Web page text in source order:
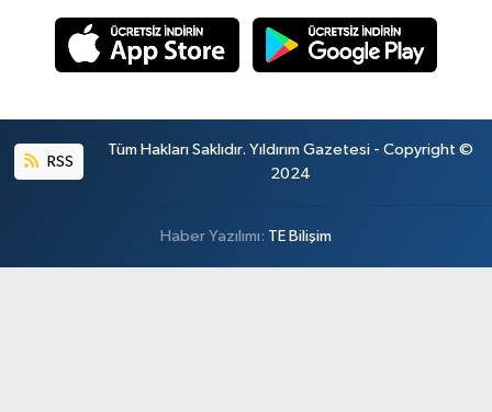
RSS
Tüm Hakları Saklıdır. Yıldırım Gazetesi - Copyright ©
2024
Haber Yazılımı: TE Bilişim